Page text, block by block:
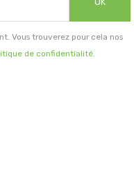
Vous trouverez pour cela nos
de confidentialité.